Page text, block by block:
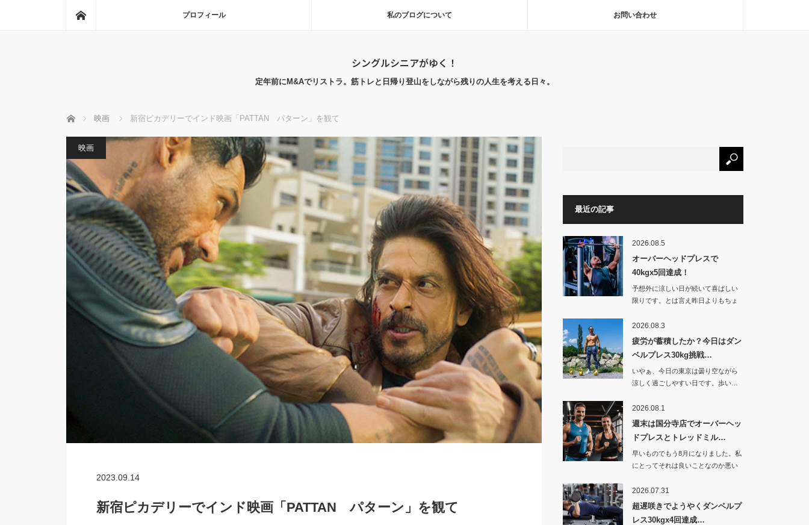
プロフィール 私のブログについて お問い合わせ
シングルシニアがゆく！
定年前にM&Aでリストラ。筋トレと日帰り登山をしながら残りの人生を考える日々。
ホーム 映画 新宿ピカデリーでインド映画「PATTAN パターン」を観て
映画
2023.09.14
新宿ピカデリーでインド映画「PATTAN パターン」を観て
最近の記事
2026.08.5
オーバーヘッドプレスで
40kgx5回達成！
予想外に涼しい日が続いて喜ばしい
限りです。とは言え昨日よりもちょ
2026.08.3
疲労が蓄積したか？今日はダン
ベルプレス30kg挑戦…
いやぁ、今日の東京は曇り空ながら
涼しく過ごしやすい日です。歩い…
2026.08.1
週末は国分寺店でオーバーヘッ
ドプレスとトレッドミル…
早いものでもう8月になりました。私
にとってそれは良いことなのか悪い
2026.07.31
超遅咲きでようやくダンベルプ
レス30kgx4回達成…